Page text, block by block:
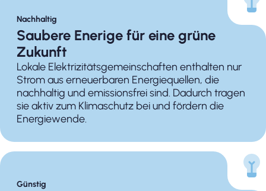
Nachhaltig
Saubere Enerige für eine grüne
Zukunft
Lokale Elektrizitätsgemeinschaften enthalten nur
Strom aus erneuerbaren Energiequellen, die
nachhaltig und emissionsfrei sind. Dadurch tragen
sie aktiv zum Klimaschutz bei und fördern die
Energiewende.
Günstig